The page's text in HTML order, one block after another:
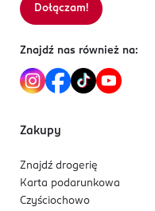
Sortowanie wg
Dołączam!
Znajdź nas również na:
Zakupy
Znajdź drogerię
Karta podarunkowa
Czyściochowo